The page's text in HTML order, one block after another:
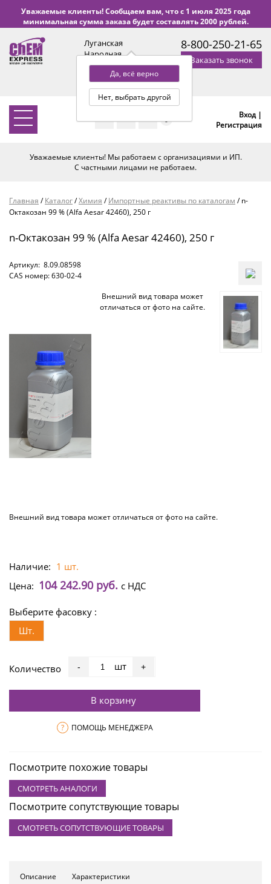
Уважаемые клиенты! Сообщаем вам, что с 1 июля 2025 года
минимальная сумма заказа будет составлять 2000 рублей.
Луганская
Народная
Республика
Да, всё верно
Нет, выбрать другой
с 9:00 до 18:00 по Уфе
(+2 МСК)
8-800-250-21-65
Заказать звонок
0
Вход |
Регистрация
Уважаемые клиенты! Мы работаем с организациями и ИП.
С частными лицами не работаем.
Главная /Каталог/Химия /Импортные реактивы по каталогам /n-
Октакозан 99 % (Alfa Aesar 42460), 250 г
n-Октакозан 99 % (Alfa Aesar 42460), 250 г
Артикул: 8.09.08598
CAS номер: 630-02-4
Внешний вид товара может
отличаться от фото на сайте.
Внешний вид товара может отличаться от фото на сайте.
Наличие: 1 шт.
Цена: 104 242.90 руб. с НДС
Выберите фасовку :
Шт.
Количество - шт +
В корзину
? ПОМОЩЬ МЕНЕДЖЕРА
Посмотрите похожие товары
СМОТРЕТЬ АНАЛОГИ
Посмотрите сопутствующие товары
СМОТРЕТЬ СОПУТСТВУЮЩИЕ ТОВАРЫ
Описание Характеристики